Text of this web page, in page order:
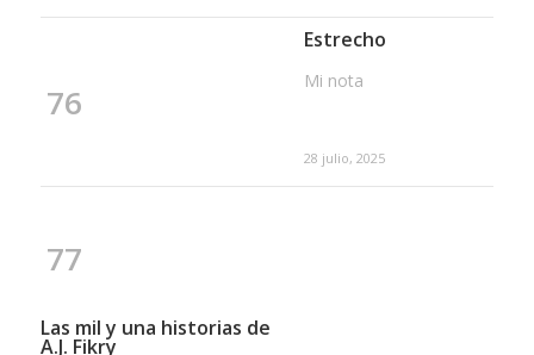
76
Estrecho
Mi nota
28 julio, 2025
77
Las mil y una historias de
A.J. Fikry